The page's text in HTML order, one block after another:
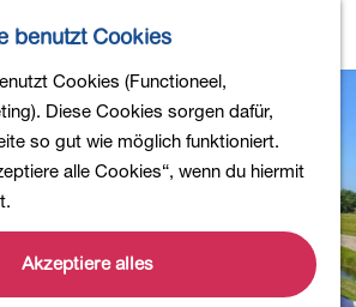
benutzt Cookies
Cookies (Functioneel,
Diese Cookies sorgen dafür,
so gut wie möglich funktioniert.
alle Cookies“, wenn du hiermit
Akzeptiere alles
K
r
t
e
S
c
h
e
n
e
n
ü
Einkaufen
Essen und Trinken
Kinderaktivitäten
In die Natur
Polder und Seen
Museen und mehr
Aktiv und gesund
4-Tage-Wanderung